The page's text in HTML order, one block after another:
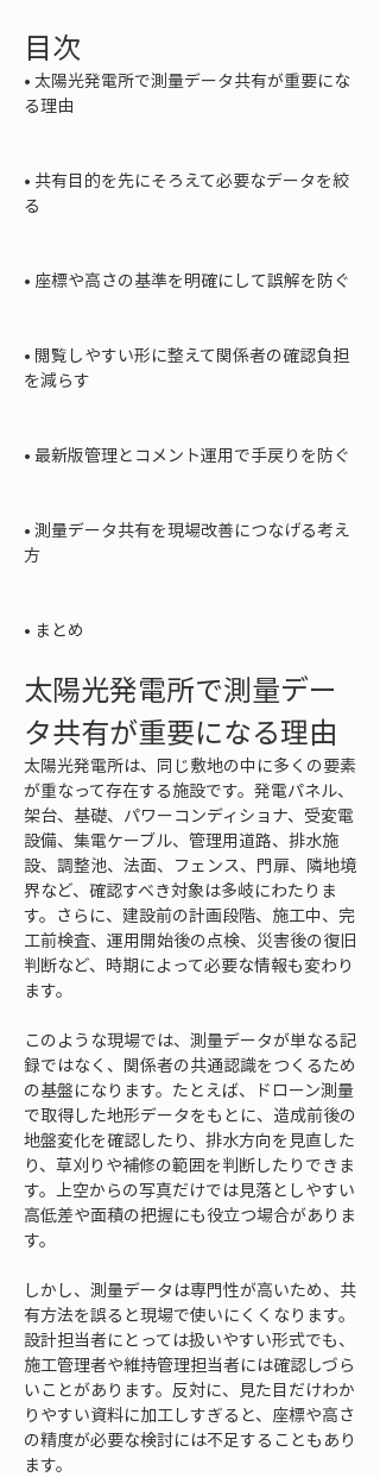
目次
• 太陽光発電所で測量データ共有が重要にな
る理由
• 共有目的を先にそろえて必要なデータを絞
る
• 座標や高さの基準を明確にして誤解を防ぐ
• 閲覧しやすい形に整えて関係者の確認負担
を減らす
• 最新版管理とコメント運用で手戻りを防ぐ
• 測量データ共有を現場改善につなげる考え
方
• まとめ
太陽光発電所で測量デー
タ共有が重要になる理由
太陽光発電所は、同じ敷地の中に多くの要素
が重なって存在する施設です。発電パネル、
架台、基礎、パワーコンディショナ、受変電
設備、集電ケーブル、管理用道路、排水施
設、調整池、法面、フェンス、門扉、隣地境
界など、確認すべき対象は多岐にわたりま
す。さらに、建設前の計画段階、施工中、完
工前検査、運用開始後の点検、災害後の復旧
判断など、時期によって必要な情報も変わり
ます。
このような現場では、測量データが単なる記
録ではなく、関係者の共通認識をつくるため
の基盤になります。たとえば、ドローン測量
で取得した地形データをもとに、造成前後の
地盤変化を確認したり、排水方向を見直した
り、草刈りや補修の範囲を判断したりできま
す。上空からの写真だけでは見落としやすい
高低差や面積の把握にも役立つ場合がありま
す。
しかし、測量データは専門性が高いため、共
有方法を誤ると現場で使いにくくなります。
設計担当者にとっては扱いやすい形式でも、
施工管理者や維持管理担当者には確認しづら
いことがあります。反対に、見た目だけわか
りやすい資料に加工しすぎると、座標や高さ
の精度が必要な検討には不足することもあり
ます。